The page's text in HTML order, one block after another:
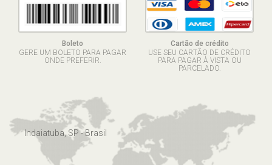
Boleto
GERE UM BOLETO PARA PAGAR
ONDE PREFERIR.
Cartão de crédito
USE SEU CARTÃO DE CRÉDITO
PARA PAGAR À VISTA OU
PARCELADO.
Indaiatuba, SP - Brasil